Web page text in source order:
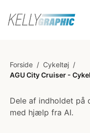
Forside / Cykeltøj /
AGU City Cruiser -
Dele af indholdet på
med hjælp fra AI.